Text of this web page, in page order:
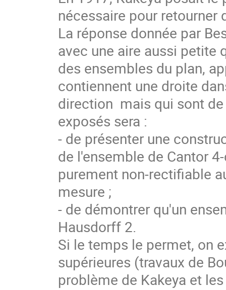
nécessaire pour retourner
La réponse donnée par
avec une aire aussi petite
des ensembles du plan,
contiennent une droite
direction  mais qui sont
exposés sera :
- de présenter une
de l'ensemble de Cantor
purement non-rectifiable
mesure ;
- de démontrer qu'un
Hausdorff 2.
Si le temps le permet, on
supérieures (travaux de
problème de Kakeya et